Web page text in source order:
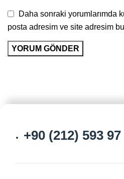
Daha sonraki yorumlarımda
posta adresim ve site adresim
+90 (212) 593 97